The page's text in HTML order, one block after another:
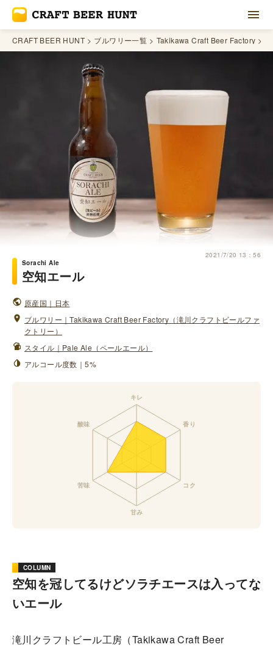
CRAFT BEER HUNT ブルワリー一覧 Takikawa Craft Beer Factory
2021/7/20 13：56
Sorachi Ale
空知エール
原産国｜日本
ブルワリー｜Takikawa Craft Beer Factory（滝川クラフトビールファ
クトリー）
スタイル｜Pale Ale（ペールエール）
アルコール度数｜5%
COLUMN
空知を冠してるけどソラチエースは入ってな
いエール
滝川クラフトビール工房（Takikawa Craft Beer